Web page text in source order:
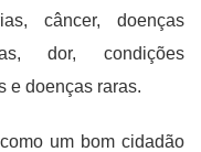
câncer, doenças
dor, condições
e doenças raras.
um bom cidadão